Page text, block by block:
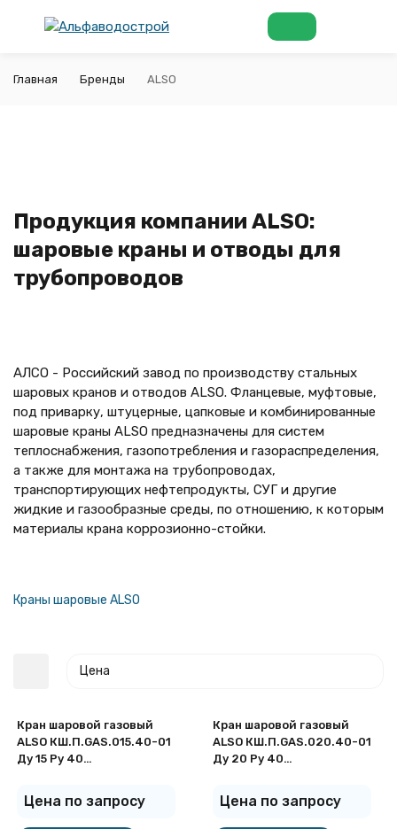
Главная Бренды ALSO
Продукция компании ALSO:
шаровые краны и отводы для
трубопроводов
АЛСО - Российский завод по производству стальных
шаровых кранов и отводов ALSO. Фланцевые, муфтовые,
под приварку, штуцерные, цапковые и комбинированные
шаровые краны ALSO предназначены для систем
теплоснабжения, газопотребления и газораспределения,
а также для монтажа на трубопроводах,
транспортирующих нефтепродукты, СУГ и другие
жидкие и газообразные среды, по отношению, к которым
материалы крана коррозионно-стойки.
Краны шаровые ALSO
Цена
покупателей
Кран шаровой газовый
ALSO КШ.П.GAS.015.40-01
Ду 15 Ру 40
приварку
Цена по запросу
Кран шаровой газовый
ALSO КШ.П.GAS.020.40-01
Ду 20 Ру 40
приварку
Цена по запросу